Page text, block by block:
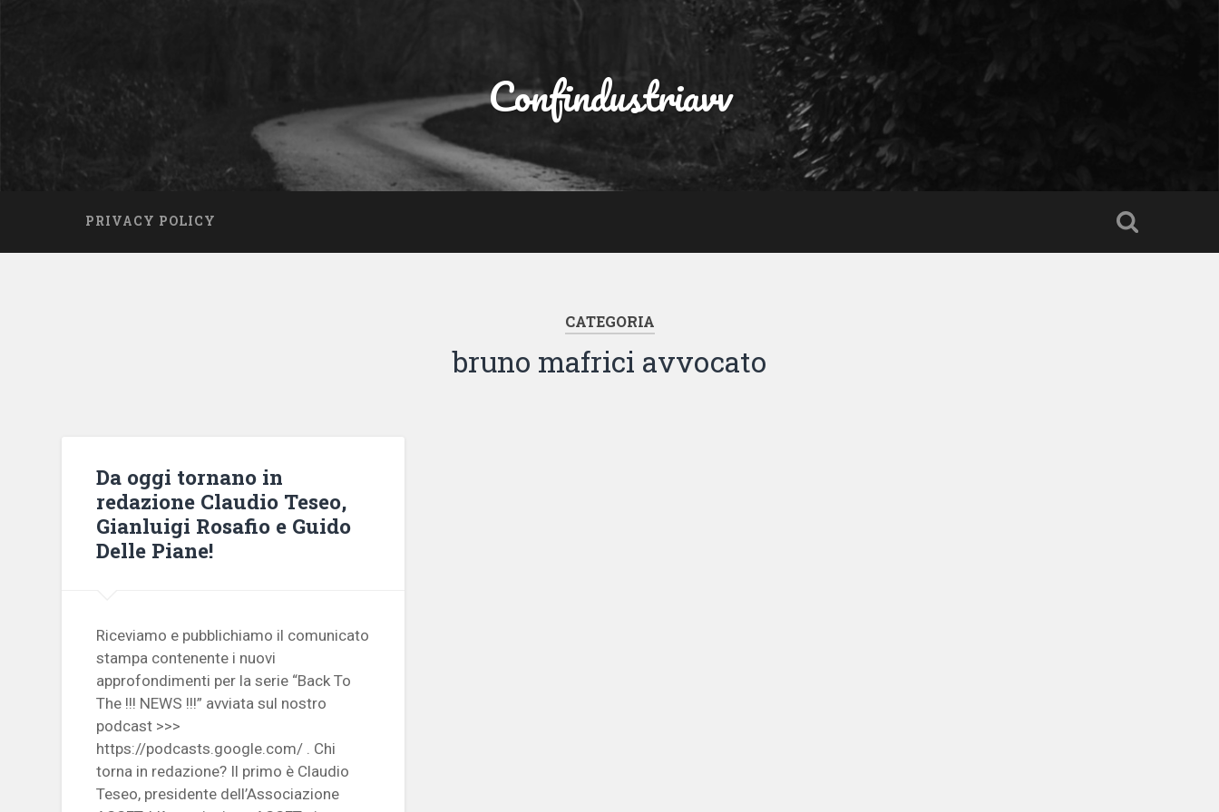
Confindustriavv
PRIVACY POLICY
CATEGORIA
bruno mafrici avvocato
Da oggi tornano in
redazione Claudio Teseo,
Gianluigi Rosafio e Guido
Delle Piane!
Riceviamo e pubblichiamo il comunicato
stampa contenente i nuovi
approfondimenti per la serie “Back To
The !!! NEWS !!!” avviata sul nostro
podcast >>>
https://podcasts.google.com/ . Chi
torna in redazione? Il primo è Claudio
Teseo, presidente dell’Associazione